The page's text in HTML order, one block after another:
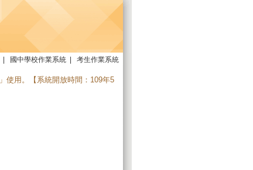
國中學校作業系統 考生作業系統
」使用。【系統開放時間：109年5